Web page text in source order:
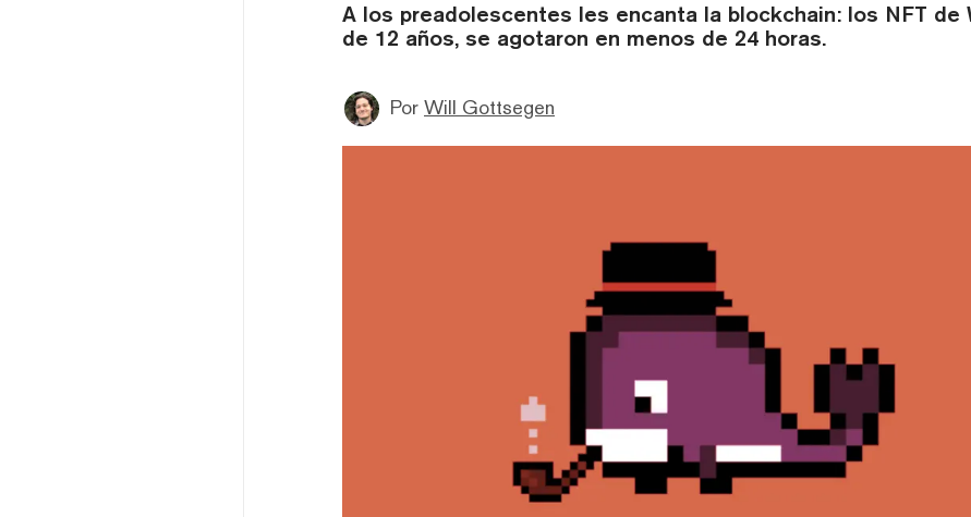
A los preadolescentes les encanta la blockchain: los NFT de
de 12 años, se agotaron en menos de 24 horas.
Por Will Gottsegen